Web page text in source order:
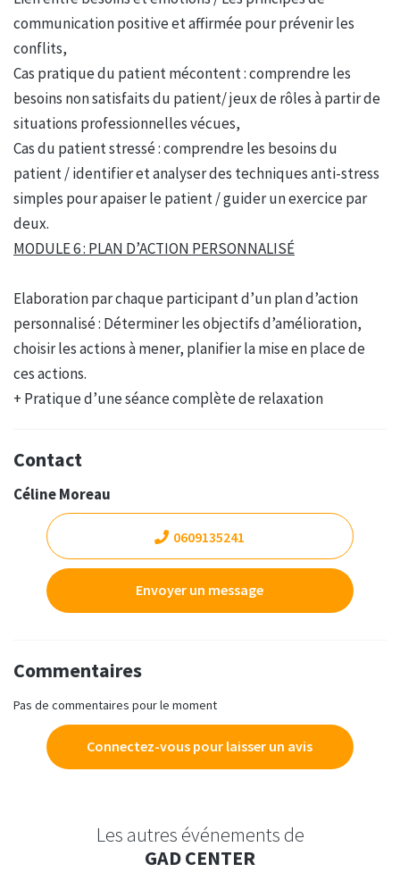
communication positive et affirmée pour prévenir les
conflits,
Cas pratique du patient mécontent : comprendre les
besoins non satisfaits du patient/ jeux de rôles à partir de
situations professionnelles vécues,
Cas du patient stressé : comprendre les besoins du
patient / identifier et analyser des techniques anti-stress
simples pour apaiser le patient / guider un exercice par
deux.
MODULE 6 : PLAN D’ACTION PERSONNALISÉ
Elaboration par chaque participant d’un plan d’action
personnalisé : Déterminer les objectifs d’amélioration,
choisir les actions à mener, planifier la mise en place de
ces actions.
+ Pratique d’une séance complète de relaxation
Contact
Céline Moreau
0609135241
Envoyer un message
Commentaires
Pas de commentaires pour le moment
Connectez-vous pour laisser un avis
Les autres événements de
GAD CENTER